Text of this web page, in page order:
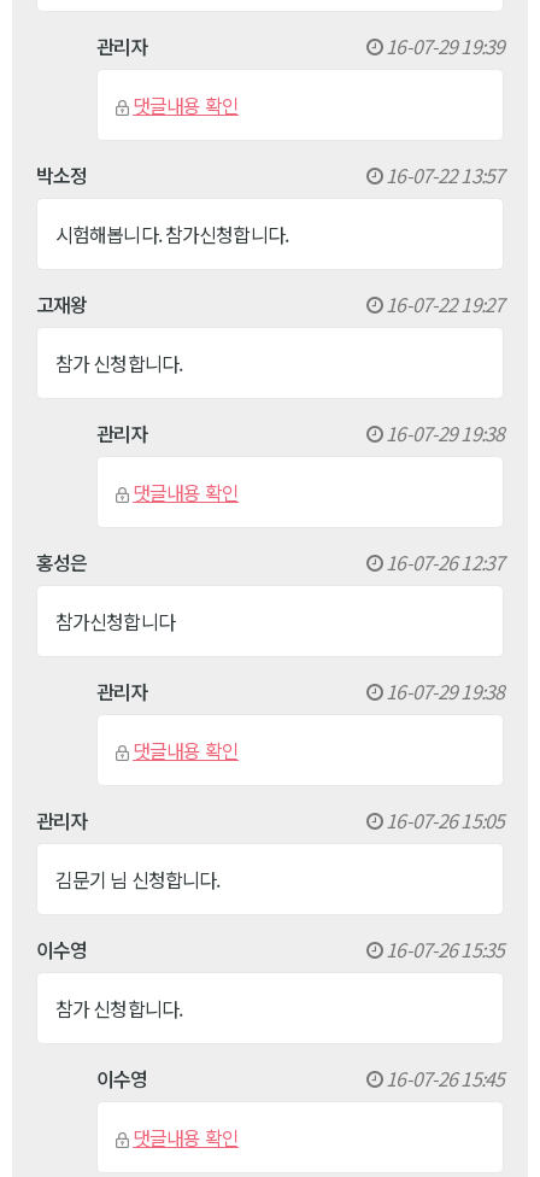
관리자 16-07-29 19:39
댓글내용 확인
박소정 16-07-22 13:57
시험해봅니다. 참가신청합니다.
고재왕 16-07-22 19:27
참가 신청합니다.
관리자 16-07-29 19:38
댓글내용 확인
홍성은 16-07-26 12:37
참가신청합니다
관리자 16-07-29 19:38
댓글내용 확인
관리자 16-07-26 15:05
김문기 님 신청합니다.
이수영 16-07-26 15:35
참가 신청합니다.
이수영 16-07-26 15:45
댓글내용 확인